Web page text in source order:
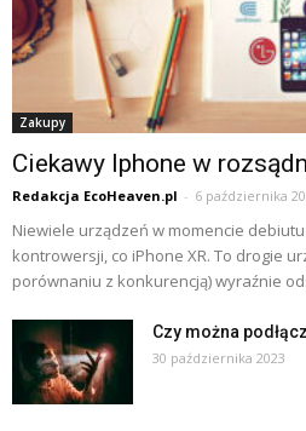
Zakupy
Ciekawy Iphone w
Redakcja EcoHeaven.pl - 6 października
Niewiele urządzeń w momencie
kontrowersji, co iPhone XR. To drogie
porównaniu z konkurencją) wyraźnie
Czy można
30 października 2023